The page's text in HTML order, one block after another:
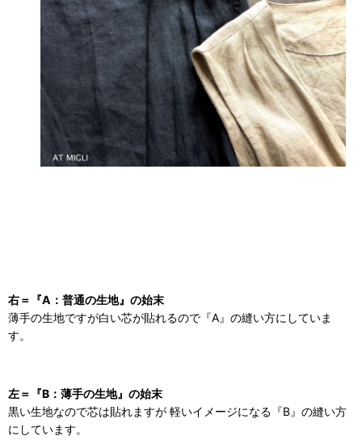
右＝『A：普通の生地』の始末
薄手の生地ですが白い芯が貼れるので『A』の縫い方にしていま
す。
左＝『B：薄手の生地』の始末
黒い生地なので芯は貼れますが 軽いイメージになる『B』の縫い方
にしています。